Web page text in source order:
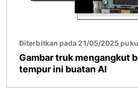
Diterbitkan pada 21/05/2025
Gambar truk mengangkut
tempur ini buatan AI